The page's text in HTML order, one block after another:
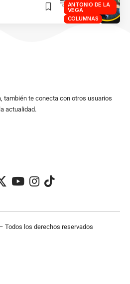
ANTONIO DE LA
VEGA
COLUMNAS
también te conecta con otros usuarios
actualidad.
Todos los derechos reservados